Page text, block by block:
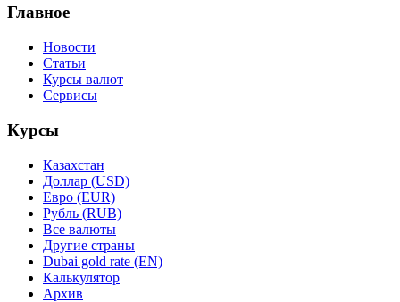
Главное
Новости
Статьи
Курсы валют
Сервисы
Курсы
Казахстан
Доллар (USD)
Евро (EUR)
Рубль (RUB)
Все валюты
Другие страны
Dubai gold rate (EN)
Калькулятор
Архив